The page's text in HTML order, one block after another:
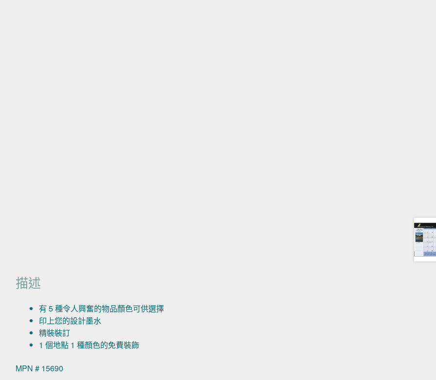
描述
有 5 種令人興奮的物品顏色可供選擇
印上您的設計墨水
精裝裝訂
1 個地點 1 種顏色的免費裝飾
MPN # 15690